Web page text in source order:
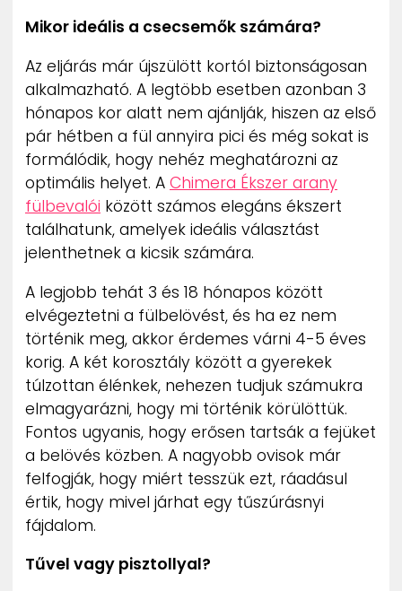
Mikor ideális a csecsemők számára?
Az eljárás már újszülött kortól biztonságosan
alkalmazható. A legtöbb esetben azonban 3
hónapos kor alatt nem ajánlják, hiszen az első
pár hétben a fül annyira pici és még sokat is
formálódik, hogy nehéz meghatározni az
optimális helyet. A Chimera Ékszer arany
fülbevalói között számos elegáns ékszert
találhatunk, amelyek ideális választást
jelenthetnek a kicsik számára.
A legjobb tehát 3 és 18 hónapos között
elvégeztetni a fülbelövést, és ha ez nem
történik meg, akkor érdemes várni 4-5 éves
korig. A két korosztály között a gyerekek
túlzottan élénkek, nehezen tudjuk számukra
elmagyarázni, hogy mi történik körülöttük.
Fontos ugyanis, hogy erősen tartsák a fejüket
a belövés közben. A nagyobb ovisok már
felfogják, hogy miért tesszük ezt, ráadásul
értik, hogy mivel járhat egy tűszúrásnyi
fájdalom.
Tűvel vagy pisztollyal?